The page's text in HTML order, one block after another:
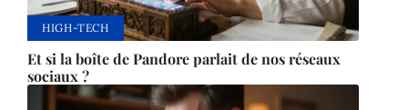
HIGH-TECH
Et si la boîte de Pandore parlait de nos réseaux
sociaux ?